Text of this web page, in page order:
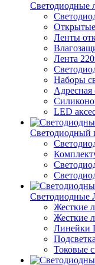
Светодиодные
Ленты
Лента
Наборы
Адресная
LED
Светодиодный
Светодиодные
Жесткие
Жесткие
Линейки
Токовые